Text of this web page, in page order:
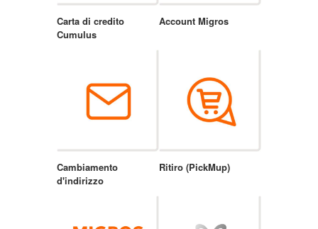
Carta di credito
Cumulus
Account Migros
Cambiamento
d'indirizzo
Ritiro (PickMup)